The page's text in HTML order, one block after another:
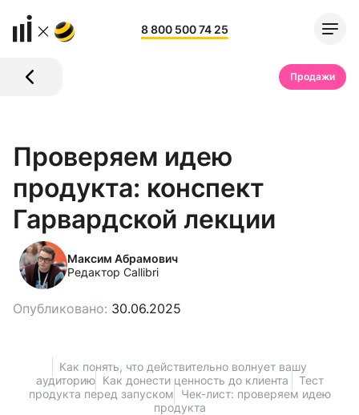
8 800 500 74 25
Продажи
Проверяем идею
продукта: конспект
Гарвардской лекции
Максим Абрамович
Редактор Callibri
Опубликовано: 30.06.2025
Как понять, что действительно волнует вашу
аудиторию
Как донести ценность до клиента
Тест
продукта перед запуском
Чек-лист: проверяем идею
продукта